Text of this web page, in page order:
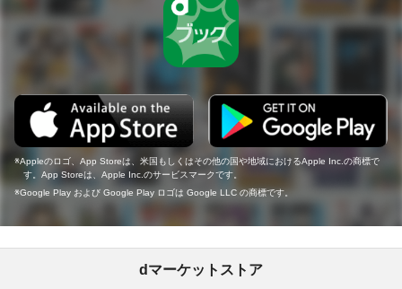
Appleのロゴ、App Storeは、米国もしくはその他の国や地域におけるApple Inc.の商標で
す。App Storeは、Apple Inc.のサービスマークです。
Google Play および Google Play ロゴは Google LLC の商標です。
dマーケットストア